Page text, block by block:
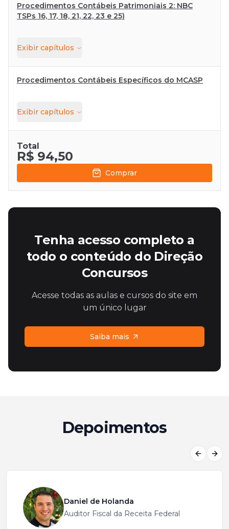
Procedimentos Contábeis Patrimoniais 2: NBC
TSPs 16, 17, 18, 21, 22, 23 e 25)
Exibir capítulos
Procedimentos Contábeis Específicos do MCASP
Exibir capítulos
Total
R$ 94,50
Comprar
Tenha acesso completo a
todo o conteúdo do Direção
Concursos
Acesse todas as aulas e cursos do site em
um único lugar
Saiba mais
Depoimentos
Daniel de Holanda
Auditor Fiscal da Receita Federal